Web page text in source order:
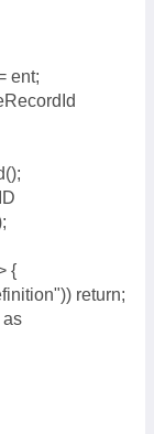
ent;
{
return;